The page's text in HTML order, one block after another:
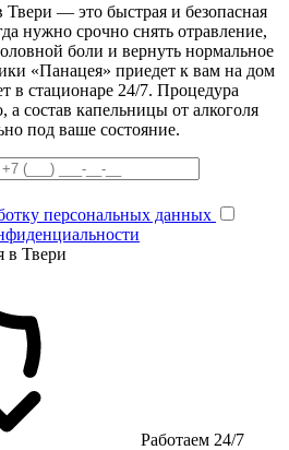
Твери — это быстрая и безопасная
нужно срочно снять отравление,
боли и вернуть нормальное
«Панацея» приедет к вам на дом
в стационаре 24/7. Процедура
состав капельницы от алкоголя
под ваше состояние.
персональных данных
Работаем 24/7